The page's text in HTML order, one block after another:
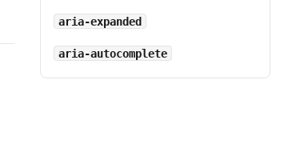
aria-expanded
aria-autocomplete